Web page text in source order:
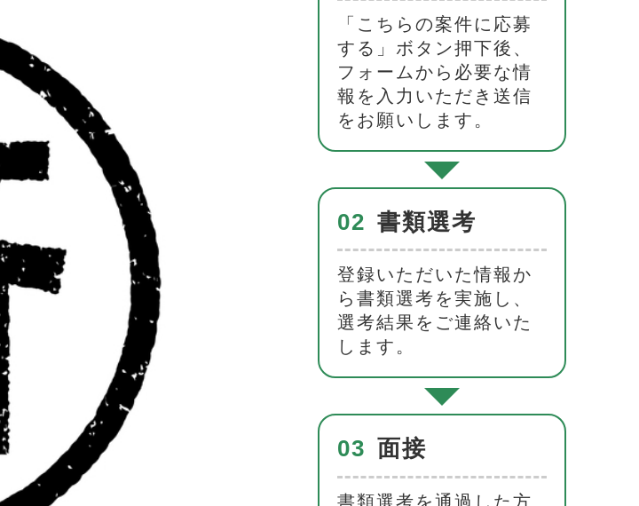
「こちらの案件に応募
する」ボタン押下後、
フォームから必要な情
報を入力いただき送信
をお願いします。
02 書類選考
登録いただいた情報か
ら書類選考を実施し、
選考結果をご連絡いた
します。
03 面接
書類選考を通過した方